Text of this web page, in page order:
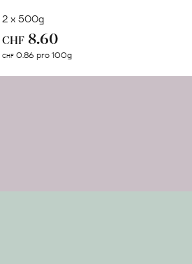
2 x 500g
CHF 8.60
CHF 0.86 pro 100g